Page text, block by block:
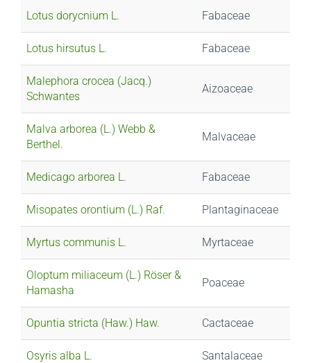
Lotus dorycnium L. Fabaceae
Lotus hirsutus L. Fabaceae
Malephora crocea (Jacq.)
Schwantes
Aizoaceae
Malva arborea (L.) Webb &
Berthel.
Malvaceae
Medicago arborea L. Fabaceae
Misopates orontium (L.) Raf. Plantaginaceae
Myrtus communis L. Myrtaceae
Oloptum miliaceum (L.) Röser &
Hamasha
Poaceae
Opuntia stricta (Haw.) Haw. Cactaceae
Osyris alba L. Santalaceae